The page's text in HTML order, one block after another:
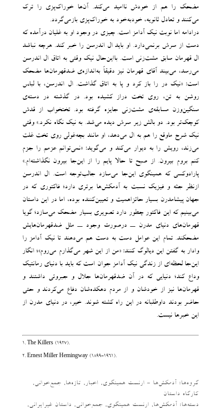
مضحک را هم از خودش ناامید می‌کند. آن‌ها خوراک‌پزی را ترک
می‌کنند و تعادل ثانویه، خودبه‌خود به خوراک‌پزی بازمی‌گردد.
درادامه اما نوبت نیک‌ آدامز است. چیزی در وجود او به غلیان درآمده که
دست از سرش برنمی‌دارد. او باید ال اندرسن را خبر کند. هرچه نباشد
ال قهرمان سابق مشت‌زنی است. بااین‌حال نیک‌ وقتی به اتاق ال اندرسن
می‌رسد، می‌بیند آقای قهرمان نیز دقیقاً به‌اندازه‌ی ضدقهرمان‌ها مضحک
است: «نیک در را باز کرد و پا به اتاق گذاشت. ال اندرسن، با لباس
روشن به تن، روی تخت دراز کشیده بود. در گذشته در دسته‌ی
سنگین‌وزن مسابقه‌ی مشت‌زنی جایزه گرفته بود. تختخواب از قدش
کوچک‌تر بود. دو بالش زیر سرش دیده می‌شد. به نیک نگاه نکرد.» وقتی
نیک شرح ماوقع را هم به ال می‌دهد، او مانند بچه‌غولی روی تخت غلت
می‌زند، رویش را به دیوار می‌کند و می‌گوید: «نمی‌توانم عزمم را جزم
کنم بروم بیرون. از صبح تا حالا پایم را از این‌جا بیرون نگذاشته‌ام.»
پارادوکسی که همینگوی این‌جا می‌سازد جالب‌توجه است. ال اندرسن
ازنظر جثه و فیزیک نسبت به آدمکش‌ها برتری دارد؛ فاکتوری که در
جهان پیشامدرن بسیار حائزاهمیت و تعیین‌کننده بوده، اما در این داستان
می‌بینیم که این فاکتور چطور دارد تصویری بسیار مضحک می‌سازد؛ گویا
قهرمان‌های دنیای مدرن ــ درصورت وجود ــ مثل ضدقهرمان‌هایش
مضحکند. تمام این عوامل دست به دست هم می‌دهند تا نیک آدامز را
وادار به گفتن این دیالوگ کنند: «من از این شهر می‌گذارم می‌روم»؛ انگار
این‌جا لحظه‌ای از زندگی نیک آدامز جوان است که باید با دنیای رمانتیک
وداع کند؛ دنیایی که در آن ضدقهرمان‌ها جلال و جبروتی داشتند و
قهرمان‌ها نیز از خودشان و از مردم دهکده‌شان دفاع می‌کردند و حتی
حاضر بودند داوطلبانه در این راه کشته شوند. خیر، در دنیای مدرن از
این خبرها نیست.
1. The Killers (1927).
2. Ernest Miller Hemingway (1899-1961).
گروه‌ها: آدمکش‌ها - ارنست همینگوی, اخبار, تازه‌ها, جمع‌خوانی,
کارگاه داستان
دسته‌‌ها: آدمکش‌ها, ارنست همینگوی, جمع‌خوانی, داستان غیرایرانی,